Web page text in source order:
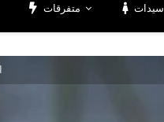
متفرقات سيدات